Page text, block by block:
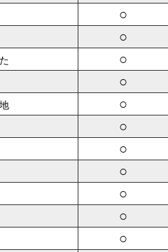
○
○
○
○
○
○
○
○
○
○
○